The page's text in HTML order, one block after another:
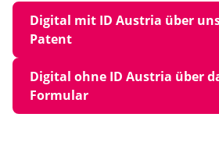
Digital mit ID Austria über
Patent
Digital ohne ID Austria über
Formular